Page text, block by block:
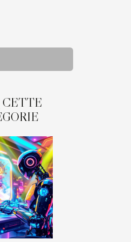
CETTE